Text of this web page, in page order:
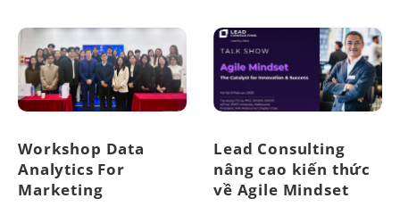
Workshop Data
Analytics For
Marketing
Lead Consulting
nâng cao kiến thức
về Agile Mindset